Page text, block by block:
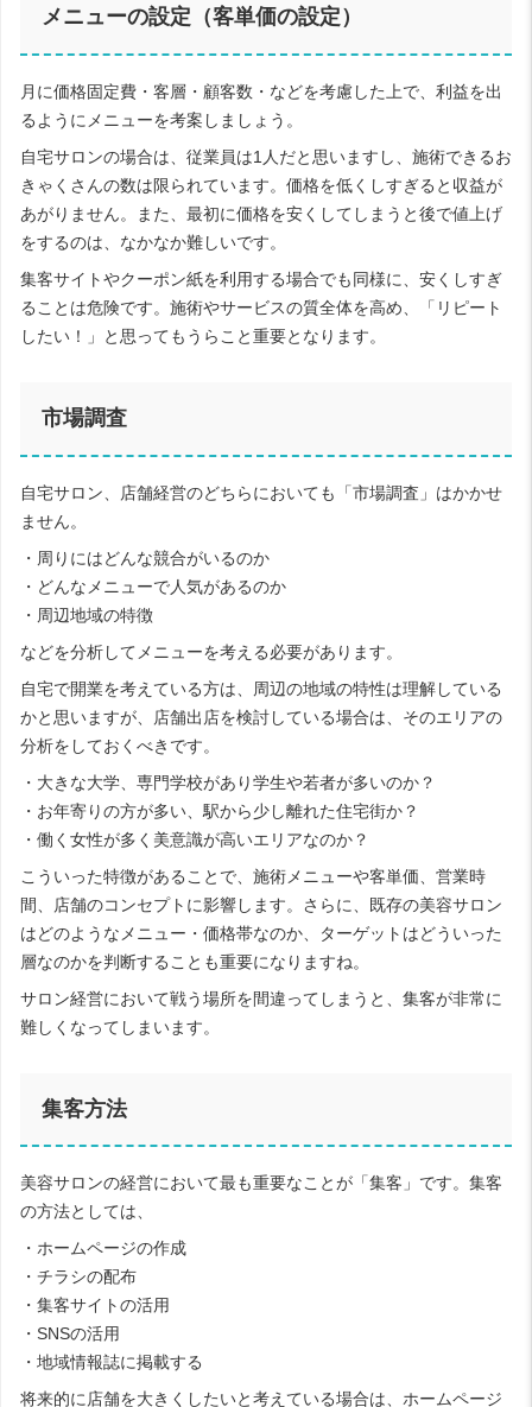
メニューの設定（客単価の設定）
月に価格固定費・客層・顧客数・などを考慮した上で、利益を出
るようにメニューを考案しましょう。
自宅サロンの場合は、従業員は1人だと思いますし、施術できるお
きゃくさんの数は限られています。価格を低くしすぎると収益が
あがりません。また、最初に価格を安くしてしまうと後で値上げ
をするのは、なかなか難しいです。
集客サイトやクーポン紙を利用する場合でも同様に、安くしすぎ
ることは危険です。施術やサービスの質全体を高め、「リピート
したい！」と思ってもうらこと重要となります。
市場調査
自宅サロン、店舗経営のどちらにおいても「市場調査」はかかせ
ません。
・周りにはどんな競合がいるのか
・どんなメニューで人気があるのか
・周辺地域の特徴
などを分析してメニューを考える必要があります。
自宅で開業を考えている方は、周辺の地域の特性は理解している
かと思いますが、店舗出店を検討している場合は、そのエリアの
分析をしておくべきです。
・大きな大学、専門学校があり学生や若者が多いのか？
・お年寄りの方が多い、駅から少し離れた住宅街か？
・働く女性が多く美意識が高いエリアなのか？
こういった特徴があることで、施術メニューや客単価、営業時
間、店舗のコンセプトに影響します。さらに、既存の美容サロン
はどのようなメニュー・価格帯なのか、ターゲットはどういった
層なのかを判断することも重要になりますね。
サロン経営において戦う場所を間違ってしまうと、集客が非常に
難しくなってしまいます。
集客方法
美容サロンの経営において最も重要なことが「集客」です。集客
の方法としては、
・ホームページの作成
・チラシの配布
・集客サイトの活用
・SNSの活用
・地域情報誌に掲載する
将来的に店舗を大きくしたいと考えている場合は、ホームページ